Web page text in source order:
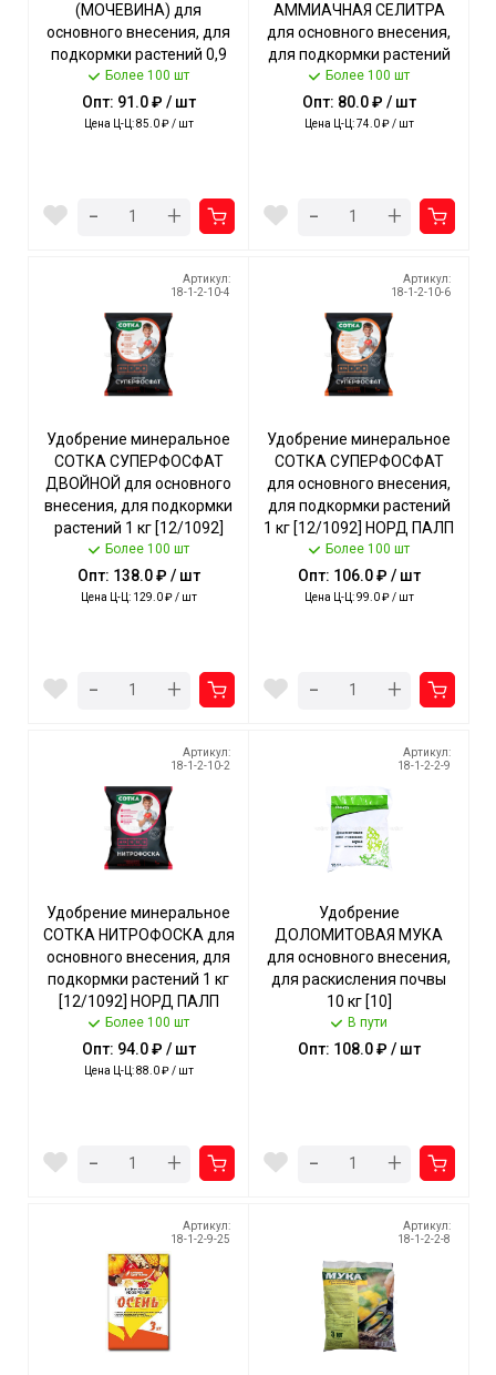
(МОЧЕВИНА) для
основного внесения, для
подкормки растений 0,9
кг [12/1092] НОРД ПАЛП
Более 100 шт
Опт: 91.0 ₽ / шт
Цена Ц-Ц: 85.0 ₽ / шт
- +
АММИАЧНАЯ СЕЛИТРА
для основного внесения,
для подкормки растений
1 кг [12/1092] НОРД ПАЛП
Более 100 шт
Опт: 80.0 ₽ / шт
Цена Ц-Ц: 74.0 ₽ / шт
- +
Артикул:
18-1-2-10-4
Удобрение минеральное
СОТКА СУПЕРФОСФАТ
ДВОЙНОЙ для основного
внесения, для подкормки
растений 1 кг [12/1092]
НОРД ПАЛП
Более 100 шт
Опт: 138.0 ₽ / шт
Цена Ц-Ц: 129.0 ₽ / шт
- +
Артикул:
18-1-2-10-6
Удобрение минеральное
СОТКА СУПЕРФОСФАТ
для основного внесения,
для подкормки растений
1 кг [12/1092] НОРД ПАЛП
Более 100 шт
Опт: 106.0 ₽ / шт
Цена Ц-Ц: 99.0 ₽ / шт
- +
Артикул:
18-1-2-10-2
Удобрение минеральное
СОТКА НИТРОФОСКА для
основного внесения, для
подкормки растений 1 кг
[12/1092] НОРД ПАЛП
Более 100 шт
Опт: 94.0 ₽ / шт
Цена Ц-Ц: 88.0 ₽ / шт
- +
Артикул:
18-1-2-2-9
Удобрение
ДОЛОМИТОВАЯ МУКА
для основного внесения,
для раскисления почвы
10 кг [10]
В пути
Опт: 108.0 ₽ / шт
- +
Артикул:
18-1-2-9-25
Артикул:
18-1-2-2-8